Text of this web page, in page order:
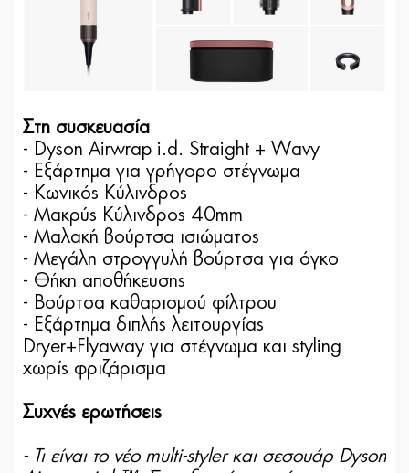
Στη συσκευασία
- Dyson Airwrap i.d. Straight + Wavy
- Εξάρτημα για γρήγορο στέγνωμα
- Κωνικός Κύλινδρος
- Μακρύς Κύλινδρος 40mm
- Μαλακή βούρτσα ισιώματος
- Μεγάλη στρογγυλή βούρτσα για όγκο
- Θήκη αποθήκευσης
- Βούρτσα καθαρισμού φίλτρου
- Εξάρτημα διπλής λειτουργίας
Dryer+Flyaway για στέγνωμα και styling
χωρίς φριζάρισμα
Συχνές ερωτήσεις
- Τι είναι το νέο multi-styler και σεσουάρ Dyson